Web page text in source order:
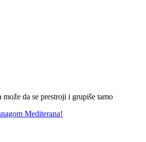
da se prestroji i grupiše tamo